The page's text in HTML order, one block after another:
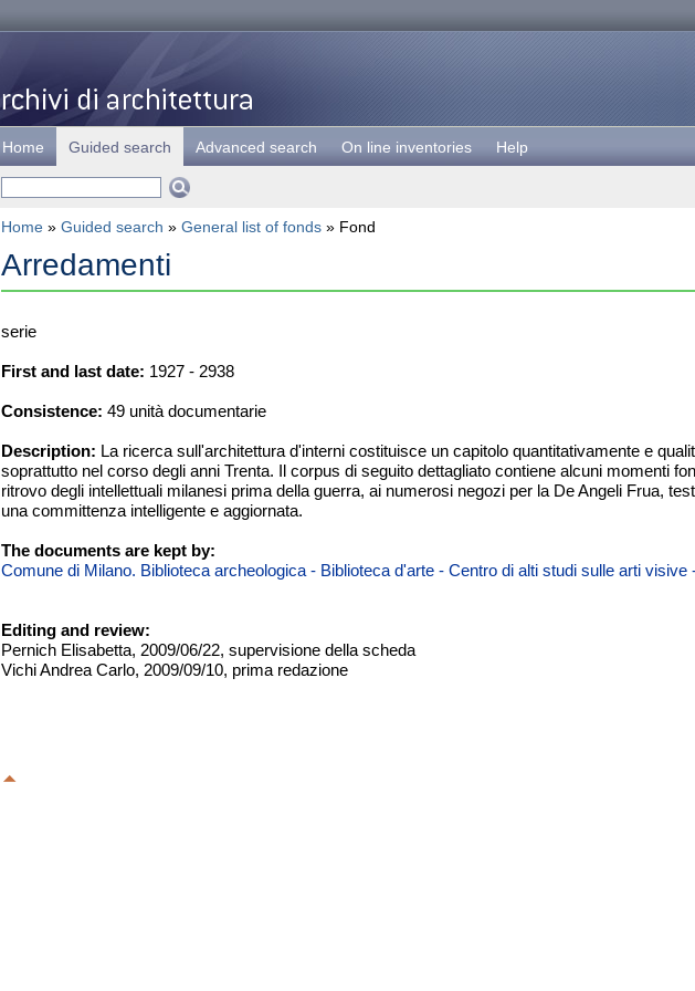
Home Guided search Advanced search On line inventories Help
Home » Guided search » General list of fonds » Fond
Arredamenti
serie
First and last date: 1927 - 2938
Consistence: 49 unità documentarie
Description: La ricerca sull'architettura d'interni costituisce un capitolo quantitativamente e
soprattutto nel corso degli anni Trenta. Il corpus di seguito dettagliato contiene alcuni momenti
ritrovo degli intellettuali milanesi prima della guerra, ai numerosi negozi per la De Angeli Frua,
una committenza intelligente e aggiornata.
The documents are kept by:
Comune di Milano. Biblioteca archeologica - Biblioteca d'arte - Centro di alti studi sulle arti visive
Editing and review:
Pernich Elisabetta, 2009/06/22, supervisione della scheda
Vichi Andrea Carlo, 2009/09/10, prima redazione